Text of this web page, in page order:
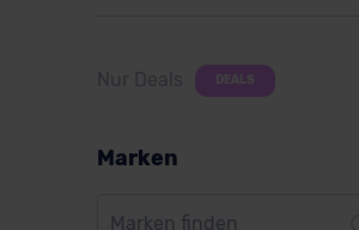
Nur Deals DEALS
Marken